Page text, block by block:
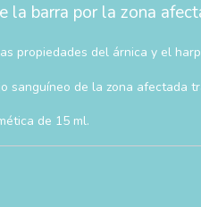
la barra por la zona
propiedades del árnica y el
sanguíneo de la zona afectada
de 15 ml.